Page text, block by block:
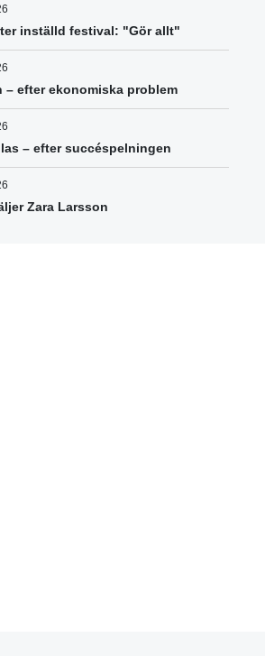
inställd festival: "Gör allt"
– efter ekonomiska problem
– efter succéspelningen
Zara Larsson